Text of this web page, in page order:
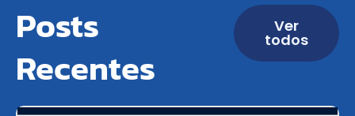
Posts
Recentes
Ver
todos